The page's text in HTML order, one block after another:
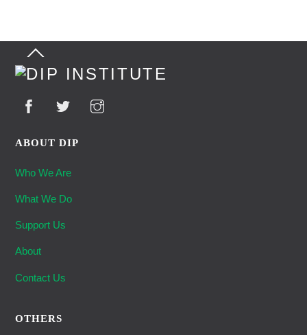
Back
Top
ABOUT DIP
Who We Are
What We Do
Support Us
About
Contact Us
OTHERS